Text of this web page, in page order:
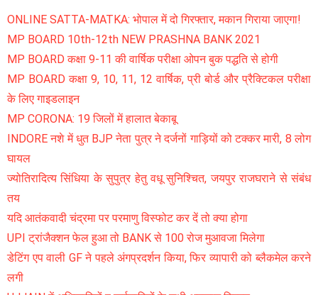
ONLINE SATTA-MATKA: भोपाल में दो गिरफ्तार, मकान गिराया जाएगा!
MP BOARD 10th-12th NEW PRASHNA BANK 2021
MP BOARD कक्षा 9-11 की वार्षिक परीक्षा ओपन बुक पद्धति से होगी
MP BOARD कक्षा 9, 10, 11, 12 वार्षिक, प्री बोर्ड और प्रैक्टिकल परीक्षा
के लिए गाइडलाइन
MP CORONA: 19 जिलों में हालात बेकाबू
INDORE नशे में धुत BJP नेता पुत्र ने दर्जनों गाड़ियों को टक्कर मारी, 8 लोग
घायल
ज्योतिरादित्य सिंधिया के सुपुत्र हेतु वधू सुनिश्चित, जयपुर राजघराने से संबंध
तय
यदि आतंकवादी चंद्रमा पर परमाणु विस्फोट कर दें तो क्या होगा
UPI ट्रांजैक्शन फेल हुआ तो BANK से 100 रोज मुआवजा मिलेगा
डेटिंग एप वाली GF ने पहले अंगप्रदर्शन किया, फिर व्यापारी को ब्लैकमेल करने
लगी